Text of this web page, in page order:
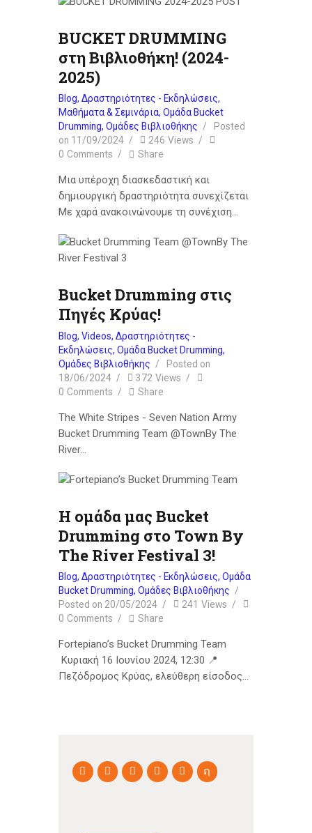
BUCKET DRUMMING
στη Βιβλιοθήκη! (2024-
2025)
Blog, Δραστηριότητες - Εκδηλώσεις,
Μαθήματα & Σεμινάρια, Ομάδα Bucket
Drumming, Ομάδες Βιβλιοθήκης
Posted
on 11/09/2024 246 Views
0 Comments Share
Μια υπέροχη διασκεδαστική και
δημιουργική δραστηριότητα συνεχίζεται
Με χαρά ανακοινώνουμε τη συνέχιση…
Bucket Drumming στις
Πηγές Κρύας!
Blog, Videos, Δραστηριότητες -
Εκδηλώσεις, Ομάδα Bucket Drumming,
Ομάδες Βιβλιοθήκης
Posted on
18/06/2024
372 Views
0 Comments Share
The White Stripes - Seven Nation Army
Bucket Drumming Team @TownBy The
River…
Η ομάδα μας Bucket
Drumming στο Town By
The River Festival 3!
Blog, Δραστηριότητες - Εκδηλώσεις, Ομάδα
Bucket Drumming, Ομάδες Βιβλιοθήκης
Posted on 20/05/2024 241 Views
0 Comments Share
Fortepiano’s Bucket Drumming Team
Κυριακή 16 Ιουνίου 2024, 12:30 📍
Πεζόδρομος Κρύας, ελεύθερη είσοδος…